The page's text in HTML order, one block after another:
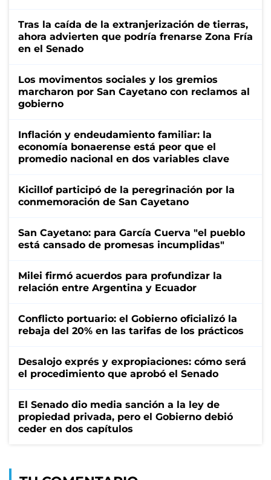
Tras la caída de la extranjerización de tierras,
ahora advierten que podría frenarse Zona Fría
en el Senado
Los movimentos sociales y los gremios
marcharon por San Cayetano con reclamos al
gobierno
Inflación y endeudamiento familiar: la
economía bonaerense está peor que el
promedio nacional en dos variables clave
Kicillof participó de la peregrinación por la
conmemoración de San Cayetano
San Cayetano: para García Cuerva "el pueblo
está cansado de promesas incumplidas"
Milei firmó acuerdos para profundizar la
relación entre Argentina y Ecuador
Conflicto portuario: el Gobierno oficializó la
rebaja del 20% en las tarifas de los prácticos
Desalojo exprés y expropiaciones: cómo será
el procedimiento que aprobó el Senado
El Senado dio media sanción a la ley de
propiedad privada, pero el Gobierno debió
ceder en dos capítulos